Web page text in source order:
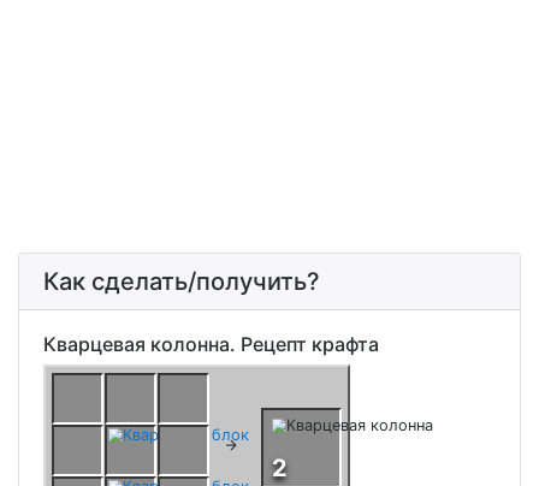
Как сделать/получить?
Кварцевая колонна. Рецепт крафта